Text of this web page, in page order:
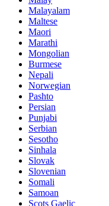
Malayalam
Maltese
Maori
Marathi
Mongolian
Burmese
Nepali
Norwegian
Pashto
Persian
Punjabi
Serbian
Sesotho
Sinhala
Slovak
Slovenian
Somali
Samoan
Scots Gaelic